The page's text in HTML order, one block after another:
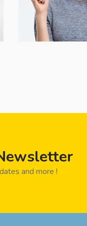
and more !